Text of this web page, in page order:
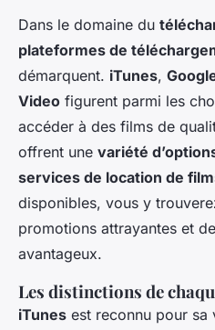
Dans le domaine du
plateformes de
démarquent. iTunes,
Video figurent parmi les
accéder à des films de
offrent une variété
services de location de
disponibles, vous y
promotions attrayantes et
avantageux.
Les distinctions de
iTunes est reconnu pour sa